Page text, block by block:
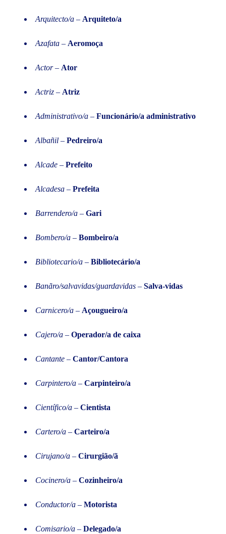
Arquitecto/a – Arquiteto/a
Azafata – Aeromoça
Actor– Ator
Actriz – Atriz
Administrativo/a – Funcionário/a administrativo
Albañil – Pedreiro/a
Alcade – Prefeito
Alcadesa – Prefeita
Barrendero/a – Gari
Bombero/a – Bombeiro/a
Bibliotecario/a – Bibliotecário/a
Banãro/salvavidas/guardavidas – Salva-vidas
Carnicero/a – Açougueiro/a
Cajero/a – Operador/a de caixa
Cantante – Cantor/Cantora
Carpintero/a – Carpinteiro/a
Científico/a – Cientista
Cartero/a – Carteiro/a
Cirujano/a – Cirurgião/ã
Cocinero/a – Cozinheiro/a
Conductor/a – Motorista
Comisario/a – Delegado/a